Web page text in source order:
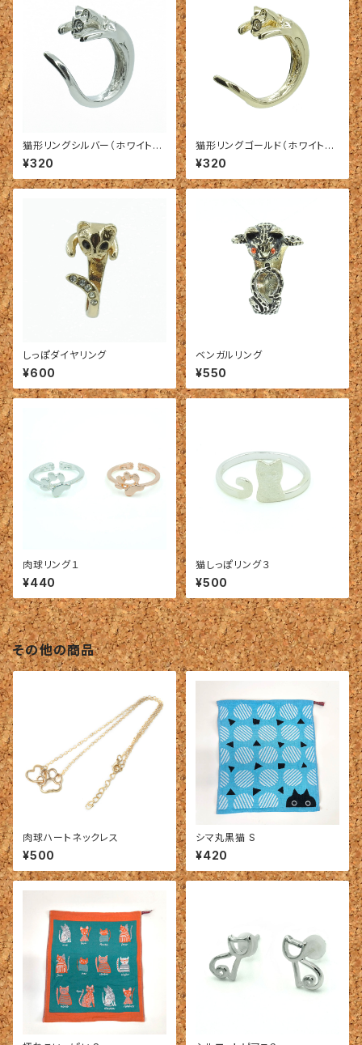
猫形リングシルバー（ホワイト・
グリーン・レッド）
¥320
猫形リングゴールド（ホワイト・
グリーン・レッド）
¥320
しっぽダイヤリング
¥600
ベンガルリング
¥550
肉球リング１
¥440
猫しっぽリング３
¥500
その他の商品
肉球ハートネックレス
¥500
シマ丸黒猫 S
¥420